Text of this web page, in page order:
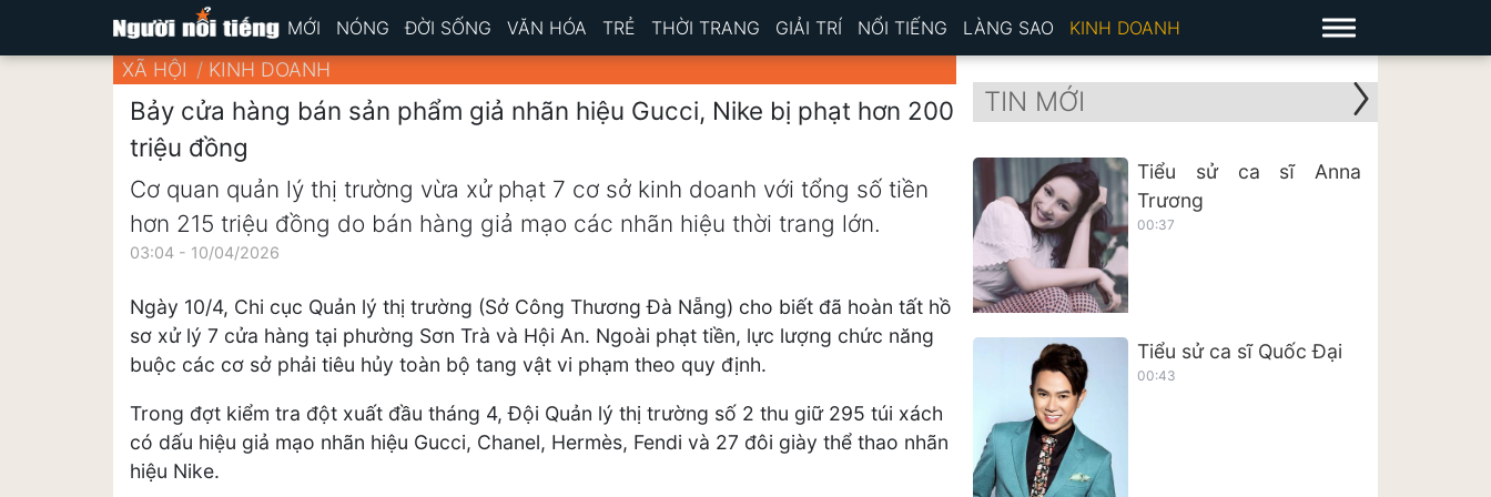
MỚI NÓNG ĐỜI SỐNG VĂN HÓA TRẺ THỜI TRANG GIẢI TRÍ NỔI TIẾNG LÀNG SAO KINH DOANH
XÃ HỘI KINH DOANH
Bảy cửa hàng bán sản phẩm giả nhãn hiệu Gucci, Nike bị phạt hơn 200
triệu đồng
Cơ quan quản lý thị trường vừa xử phạt 7 cơ sở kinh doanh với tổng số tiền
hơn 215 triệu đồng do bán hàng giả mạo các nhãn hiệu thời trang lớn.
03:04 - 10/04/2026
Ngày 10/4, Chi cục Quản lý thị trường (Sở Công Thương Đà Nẵng) cho biết đã hoàn tất hồ
sơ xử lý 7 cửa hàng tại phường Sơn Trà và Hội An. Ngoài phạt tiền, lực lượng chức năng
buộc các cơ sở phải tiêu hủy toàn bộ tang vật vi phạm theo quy định.
Trong đợt kiểm tra đột xuất đầu tháng 4, Đội Quản lý thị trường số 2 thu giữ 295 túi xách
có dấu hiệu giả mạo nhãn hiệu Gucci, Chanel, Hermès, Fendi và 27 đôi giày thể thao nhãn
hiệu Nike.
TIN MỚI
Tiểu sử ca sĩ Anna
Trương
00:37
Tiểu sử ca sĩ Quốc Đại
00:43